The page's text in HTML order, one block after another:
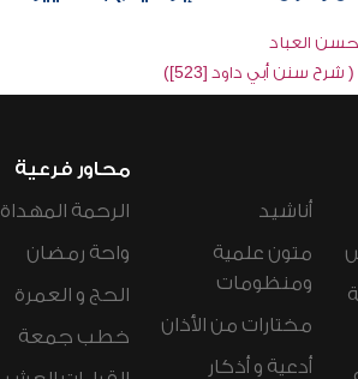
العباد
سنن أبي داود [523])
أناشيد
متون علمية
ومنظومات
مختارات من الأذان
أدعية و أذكار
محاور فرعية
الرحمة المهداة
واحة رمضان
الحج و العمرة
خطب جمعة